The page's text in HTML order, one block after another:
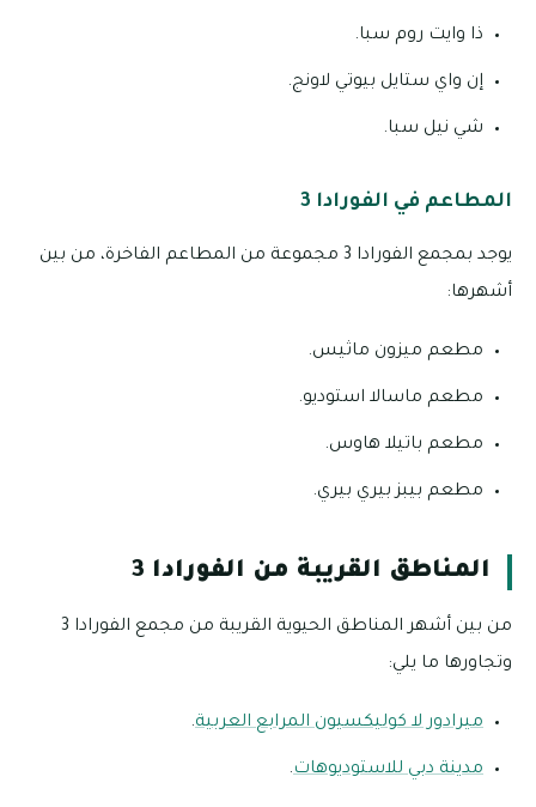
ذا وايت روم سبا.
إن واي ستايل بيوتي لاونج.
شي نيل سبا.
المطاعم في الفورادا 3
يوجد بمجمع الفورادا 3 مجموعة من المطاعم الفاخرة، من بين
أشهرها:
مطعم ميزون ماثيس.
مطعم ماسالا استوديو.
مطعم باتيلا هاوس.
مطعم بيبز بيري بيري.
المناطق القريبة من الفورادا 3
من بين أشهر المناطق الحيوية القريبة من مجمع الفورادا 3
وتجاورها ما يلي:
ميرادور لا كوليكسيون المرابع العربية.
مدينة دبي للاستوديوهات.